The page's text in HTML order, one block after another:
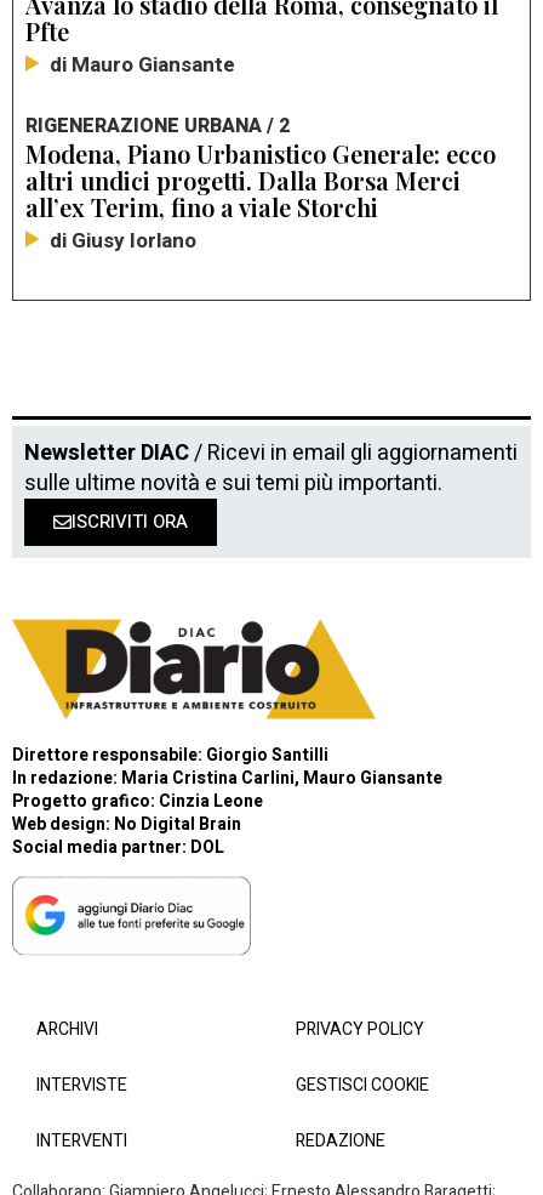
Pfte
di Mauro Giansante
RIGENERAZIONE URBANA / 2
Modena, Piano Urbanistico Generale: ecco
altri undici progetti. Dalla Borsa Merci
all’ex Terim, fino a viale Storchi
di Giusy Iorlano
Newsletter DIAC/ Ricevi in email gli aggiornamenti
sulle ultime novità e sui temi più importanti.
ISCRIVITI ORA
Direttore responsabile: Giorgio Santilli
In redazione: Maria Cristina Carlini, Mauro Giansante
Progetto grafico: Cinzia Leone
Web design: No Digital Brain
Social media partner: DOL
ARCHIVI
INTERVISTE
INTERVENTI
PRIVACY POLICY
GESTISCI COOKIE
REDAZIONE